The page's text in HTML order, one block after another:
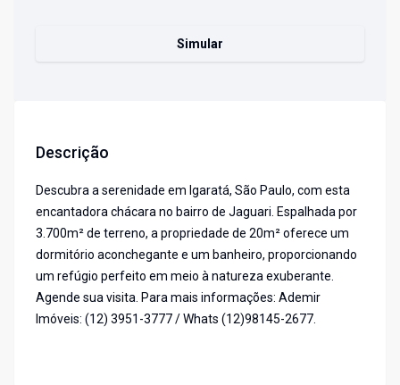
Simular
Descrição
Descubra a serenidade em Igaratá, São Paulo, com esta
encantadora chácara no bairro de Jaguari. Espalhada por
3.700m² de terreno, a propriedade de 20m² oferece um
dormitório aconchegante e um banheiro, proporcionando
um refúgio perfeito em meio à natureza exuberante.
Agende sua visita. Para mais informações: Ademir
Imóveis: (12) 3951-3777 / Whats (12)98145-2677.